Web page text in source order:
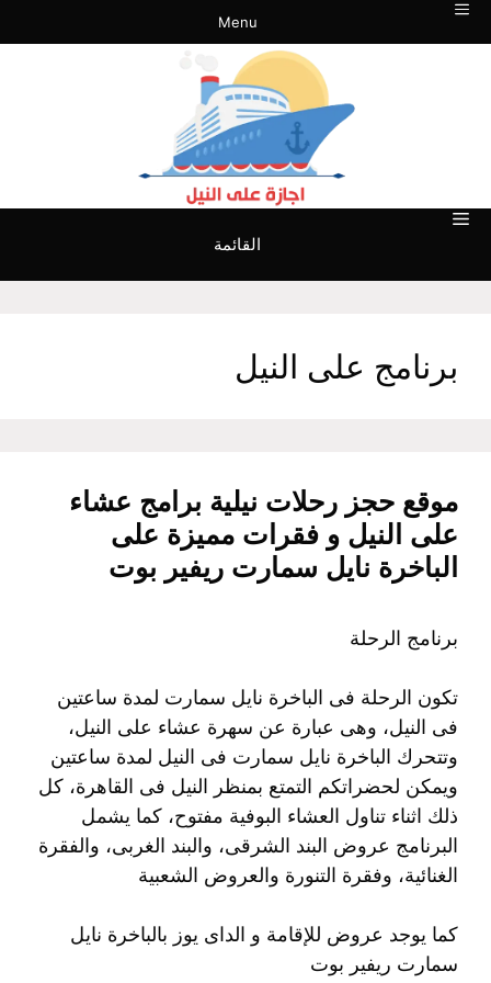
انتقل
إلى
Menu
القائمة
برنامج على النيل
موقع حجز رحلات نيلية برامج عشاء
على النيل و فقرات مميزة على
الباخرة نايل سمارت ريفير بوت
برنامج الرحلة
تكون الرحلة فى الباخرة نايل سمارت لمدة ساعتين
فى النيل، وهى عبارة عن سهرة عشاء على النيل،
وتتحرك الباخرة نايل سمارت فى النيل لمدة ساعتين
ويمكن لحضراتكم التمتع بمنظر النيل فى القاهرة، كل
ذلك اثناء تناول العشاء البوفية مفتوح، كما يشمل
البرنامج عروض البند الشرقى، والبند الغربى، والفقرة
الغنائية، وفقرة التنورة والعروض الشعبية
كما يوجد عروض للإقامة و الداى يوز بالباخرة نايل
سمارت ريفير بوت